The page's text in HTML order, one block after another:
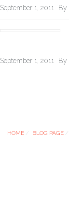
September 1, 2011 By
September 1, 2011 By
HOME BLOG PAGE